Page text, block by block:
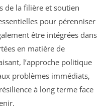
de la filière et soutien
pour pérenniser
être intégrées dans
en matière de
l’approche politique
problèmes immédiats,
à long terme face